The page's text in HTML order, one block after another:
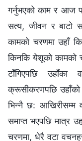
गर्नुभएको काम र आज
सत्य, जीवन र बाटो
कामको चरणमा उहाँ
किनकि येशूको कामको
टाँगिएपछि
क्रूसीकरणपछि उहाँको
भिन्नै छ: आखिरीसम्म
समाप्त भएपछि मात्र
चरणमा, धेरै वटा